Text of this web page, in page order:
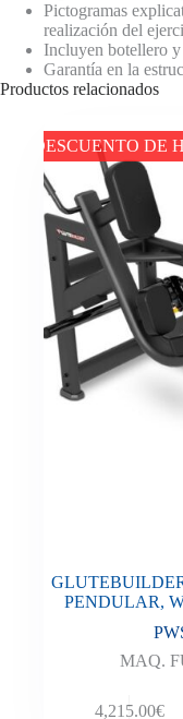
Pictogramas
realización del
Incluyen botellero y
Garantía en la
Productos relacionados
DESCUENTO DE
PENDULAR,
MAQ.
4,215.00€